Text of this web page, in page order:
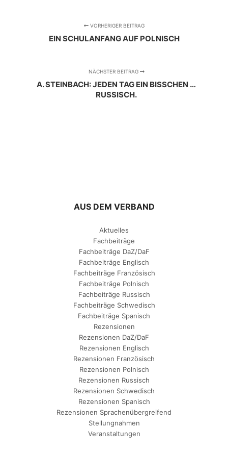
VORHERIGER BEITRAG
EIN SCHULANFANG AUF POLNISCH
NÄCHSTER BEITRAG
A. STEINBACH: JEDEN TAG EIN BISSCHEN …
RUSSISCH.
AUS DEM VERBAND
Aktuelles
Fachbeiträge
Fachbeiträge DaZ/DaF
Fachbeiträge Englisch
Fachbeiträge Französisch
Fachbeiträge Polnisch
Fachbeiträge Russisch
Fachbeiträge Schwedisch
Fachbeiträge Spanisch
Rezensionen
Rezensionen DaZ/DaF
Rezensionen Englisch
Rezensionen Französisch
Rezensionen Polnisch
Rezensionen Russisch
Rezensionen Schwedisch
Rezensionen Spanisch
Rezensionen Sprachenübergreifend
Stellungnahmen
Veranstaltungen